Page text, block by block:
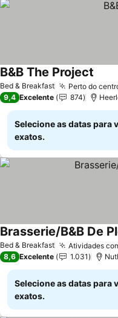
Bed & Breakfast Perto do
B&B The Project
9,4 Excelente 874
Selecione as datas para
exatos.
Bed & Breakfast Atividades
Brasserie/B&B De
8,6 Excelente 1.031
Selecione as datas para
exatos.